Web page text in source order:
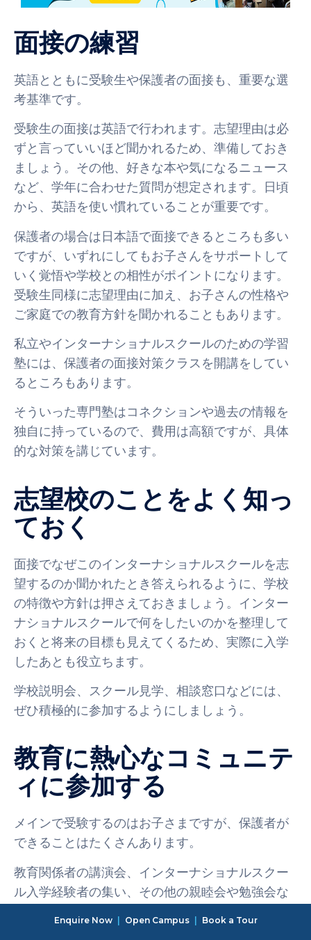
面接の練習
英語とともに受験生や保護者の面接も、重要な選
考基準です。
受験生の面接は英語で行われます。志望理由は必
ずと言っていいほど聞かれるため、準備しておき
ましょう。その他、好きな本や気になるニュース
など、学年に合わせた質問が想定されます。日頃
から、英語を使い慣れていることが重要です。
保護者の場合は日本語で面接できるところも多い
ですが、いずれにしてもお子さんをサポートして
いく覚悟や学校との相性がポイントになります。
受験生同様に志望理由に加え、お子さんの性格や
ご家庭での教育方針を聞かれることもあります。
私立やインターナショナルスクールのための学習
塾には、保護者の面接対策クラスを開講をしてい
るところもあります。
そういった専門塾はコネクションや過去の情報を
独自に持っているので、費用は高額ですが、具体
的な対策を講じています。
志望校のことをよく知っ
ておく
面接でなぜこのインターナショナルスクールを志
望するのか聞かれたとき答えられるように、学校
の特徴や方針は押さえておきましょう。インター
ナショナルスクールで何をしたいのかを整理して
おくと将来の目標も見えてくるため、実際に入学
したあとも役立ちます。
学校説明会、スクール見学、相談窓口などには、
ぜひ積極的に参加するようにしましょう。
教育に熱心なコミュニテ
ィに参加する
メインで受験するのはお子さまですが、保護者が
できることはたくさんあります。
教育関係者の講演会、インターナショナルスクー
ル入学経験者の集い、その他の親睦会や勉強会な
Enquire Now | Open Campus | Book a Tour